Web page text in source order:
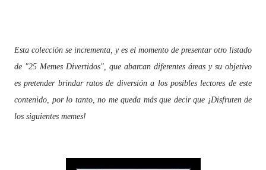
Esta colección se incrementa, y es el momento de presentar otro listado
de "25 Memes Divertidos", que abarcan diferentes áreas y su objetivo
es pretender brindar ratos de diversión a los posibles lectores de este
contenido, por lo tanto, no me queda más que decir que ¡Disfruten de
los siguientes memes!